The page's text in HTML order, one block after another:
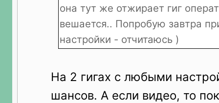
она тут же отжирает гиг
вешается.. Попробую завтра
настройки - отчитаюсь )
На 2 гигах с любыми
шансов. А если видео, то